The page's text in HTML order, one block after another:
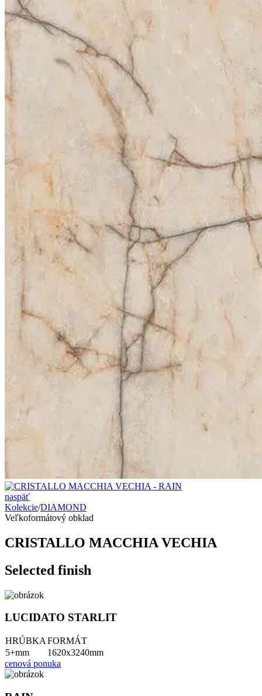
naspäť
Kolekcie/DIAMOND
Veľkoformátový obklad
CRISTALLO MACCHIA VECHIA
Selected finish
LUCIDATO STARLIT
HRÚBKA FORMÁT
5+mm
1620x3240mm
cenová ponuka